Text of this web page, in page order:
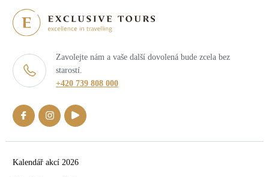
Zavolejte nám a vaše další dovolená bude zcela bez
starostí.
+420 739 808 000
Kalendář akcí 2026